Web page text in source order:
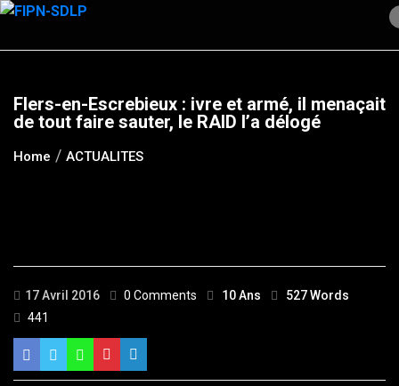
Skip
content
Flers-en-Escrebieux : ivre et armé, il menaçait
de tout faire sauter, le RAID l’a délogé
Home ACTUALITES
17 Avril 2016 0 Comments 10 Ans
527 Words
441